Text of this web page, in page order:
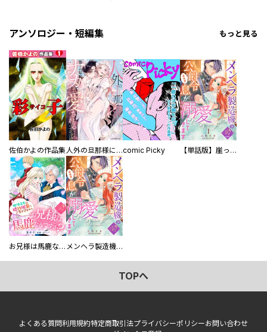
アンソロジー・短編集 もっと見る
佐伯かよの作品集 人外の旦那様に娶られ毎晩ナカまで愛される…。アンソロジーcomic Picky 【単話版】崖っぷち令嬢ですが、意地と策略で幸せになります！シリーズ
お兄様は馬鹿なんですか？～地味王女は婚約破棄に巻き込まれる～ メンヘラ製造機の公爵令息（過保護）が溺愛してきます
TOPへ
よくある質問利用規約特定商取引法プライバシーポリシーお問い合わせ